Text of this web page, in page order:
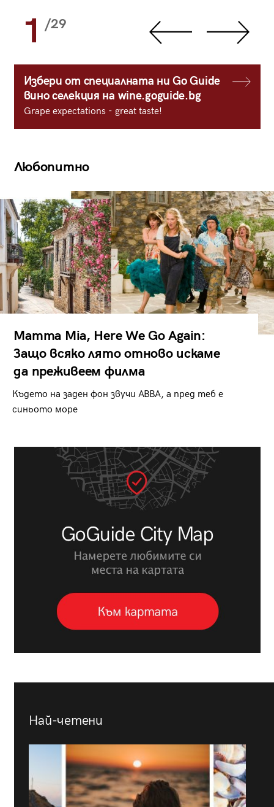
1 /29
Избери от специалната ни Go Guide
вино селекция на wine.goguide.bg
Grape expectations - great taste!
Любопитно
Mamma Mia, Here We Go Again:
Защо всяко лято отново искаме
да преживеем филма
Където на заден фон звучи ABBA, а пред теб е
синьото море
Най-четени